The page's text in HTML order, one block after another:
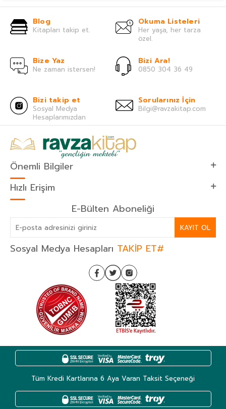
Blog
Kitapları takip et.
Okuma Listeleri
Her yaşa, her tarza
özel.
Bize Yaz
Ne zaman istersen!
Bizi Ara!
0850 304 36 49
Bizi takip et
Sosyal Medya
Hesaplarımızdan
Sorularınız İçin
Bilgi@ravzakitap.com
Önemli Bilgiler
Hızlı Erişim
E-Bülten Aboneliği
KAYIT OL
Sosyal Medya Hesapları TAKİP ET#
Tüm Kredi Kartlarına 6 Aya Varan Taksit Seçeneği